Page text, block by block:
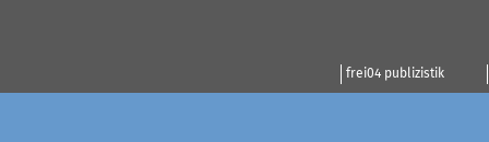
frei04 publizistik